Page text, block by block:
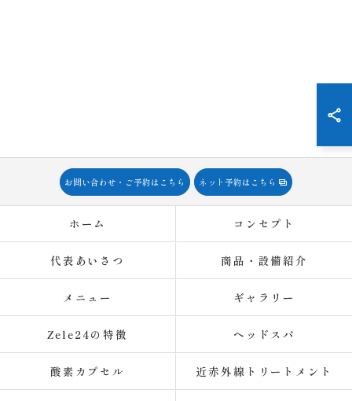
お問い合わせ・ご予約はこちら ネット予約はこちら
ホーム コンセプト
代表あいさつ 商品・設備紹介
メニュー ギャラリー
Zele24の特徴 ヘッドスパ
酸素カプセル 近赤外線トリートメント